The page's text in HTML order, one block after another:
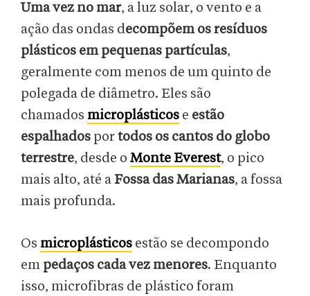
Uma vez no mar, a luz solar, o vento e a
ação das ondas decompõem os resíduos
plásticos em pequenas partículas,
geralmente com menos de um quinto de
polegada de diâmetro. Eles são
chamados microplásticos e estão
espalhados portodos os cantos do globo
terrestre, desde o Monte Everest, o pico
mais alto, até a Fossa das Marianas, a fossa
mais profunda.
Os microplásticos estão se decompondo
em pedaços cada vez menores. Enquanto
isso, microfibras de plástico foram